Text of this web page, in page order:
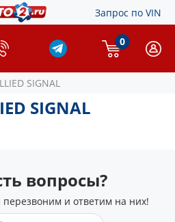
Запрос по VIN
0
SIGNAL
SIGNAL
вопросы?
и ответим на них!